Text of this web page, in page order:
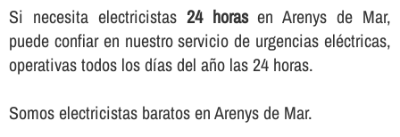
Si necesita electricistas 24 horasen Arenys de Mar,
puede confiar en nuestro servicio de urgencias eléctricas,
operativas todos los dí­as del año las 24 horas.
Somos electricistas baratos en Arenys de Mar.